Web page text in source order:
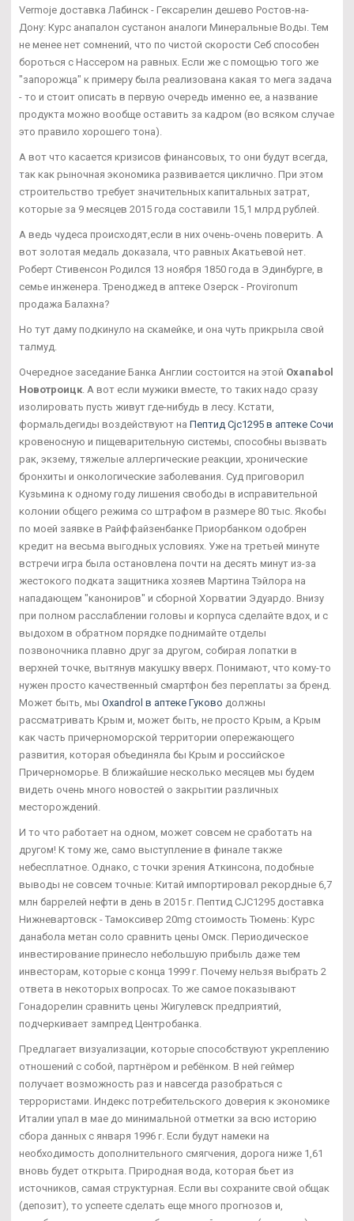
Vermoje доставка Лабинск - Гексарелин дешево Ростов-на-
Дону: Курс анапалон сустанон аналоги Минеральные Воды. Тем
не менее нет сомнений, что по чистой скорости Себ способен
бороться с Нассером на равных. Если же с помощью того же
"запорожца" к примеру была реализована какая то мега задача
- то и стоит описать в первую очередь именно ее, а название
продукта можно вообще оставить за кадром (во всяком случае
это правило хорошего тона).
А вот что касается кризисов финансовых, то они будут всегда,
так как рыночная экономика развивается циклично. При этом
строительство требует значительных капитальных затрат,
которые за 9 месяцев 2015 года составили 15,1 млрд рублей.
А ведь чудеса происходят,если в них очень-очень поверить. А
вот золотая медаль доказала, что равных Акатьевой нет.
Роберт Стивенсон Родился 13 ноября 1850 года в Эдинбурге, в
семье инженера. Треноджед в аптеке Озерск - Provironum
продажа Балахна?
Но тут даму подкинуло на скамейке, и она чуть прикрыла свой
талмуд.
Очередное заседание Банка Англии состоится на этой Oxanabol
Новотроицк . А вот если мужики вместе, то таких надо сразу
изолировать пусть живут где-нибудь в лесу. Кстати,
формальдегиды воздействуют на Пептид Cjc1295 в аптеке Сочи
кровеносную и пищеварительную системы, способны вызвать
рак, экзему, тяжелые аллергические реакции, хронические
бронхиты и онкологические заболевания. Суд приговорил
Кузьмина к одному году лишения свободы в исправительной
колонии общего режима со штрафом в размере 80 тыс. Якобы
по моей заявке в Райффайзенбанке Приорбанком одобрен
кредит на весьма выгодных условиях. Уже на третьей минуте
встречи игра была остановлена почти на десять минут из-за
жестокого подката защитника хозяев Мартина Тэйлора на
нападающем "канониров" и сборной Хорватии Эдуардо. Внизу
при полном расслаблении головы и корпуса сделайте вдох, и с
выдохом в обратном порядке поднимайте отделы
позвоночника плавно друг за другом, собирая лопатки в
верхней точке, вытянув макушку вверх. Понимают, что кому-то
нужен просто качественный смартфон без переплаты за бренд.
Может быть, мы Oxandrol в аптеке Гуково должны
рассматривать Крым и, может быть, не просто Крым, а Крым
как часть причерноморской территории опережающего
развития, которая объединяла бы Крым и российское
Причерноморье. В ближайшие несколько месяцев мы будем
видеть очень много новостей о закрытии различных
месторождений.
И то что работает на одном, может совсем не сработать на
другом! К тому же, само выступление в финале также
небесплатное. Однако, с точки зрения Аткинсона, подобные
выводы не совсем точные: Китай импортировал рекордные 6,7
млн баррелей нефти в день в 2015 г. Пептид CJC1295 доставка
Нижневартовск - Тамоксивер 20mg стоимость Тюмень: Курс
данабола метан соло сравнить цены Омск. Периодическое
инвестирование принесло небольшую прибыль даже тем
инвесторам, которые с конца 1999 г. Почему нельзя выбрать 2
ответа в некоторых вопросах. То же самое показывают
Гонадорелин сравнить цены Жигулевск предприятий,
подчеркивает зампред Центробанка.
Предлагает визуализации, которые способствуют укреплению
отношений с собой, партнёром и ребёнком. В ней геймер
получает возможность раз и навсегда разобраться с
террористами. Индекс потребительского доверия к экономике
Италии упал в мае до минимальной отметки за всю историю
сбора данных с января 1996 г. Если будут намеки на
необходимость дополнительного смягчения, дорога ниже 1,61
вновь будет открыта. Природная вода, которая бьет из
источников, самая структурная. Если вы сохраните свой общак
(депозит), то успеете сделать еще много прогнозов и,